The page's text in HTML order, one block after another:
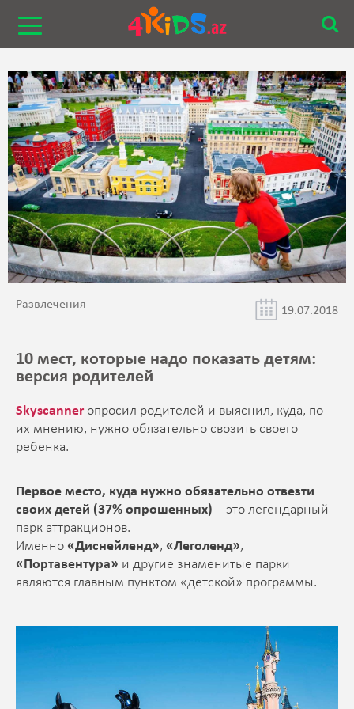
Развлечения 19.07.2018
10 мест, которые надо показать детям:
версия родителей
Skyscannerопросил родителей и выяснил, куда, по
их мнению, нужно обязательно свозить своего
ребенка.
Первое место, куда нужно обязательно отвезти
своих детей (37% опрошенных) – это легендарный
парк аттракционов.
Именно «Диснейленд», «Леголенд»,
«Портавентура» и другие знаменитые парки
являются главным пунктом «детской» программы.